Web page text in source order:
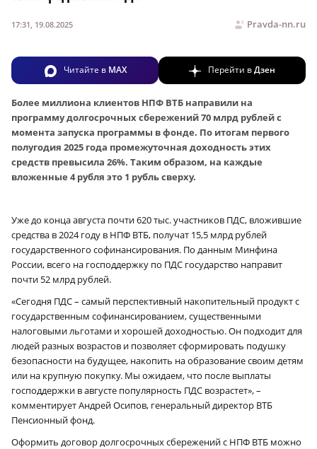
Pravda-nn.ru
17:31, 19.08.2025
Читайте в MAX Перейти вДзен
Более миллиона клиентов НПФ ВТБ направили на
программу долгосрочных сбережений 70 млрд рублей с
момента запуска программы в фонде. По итогам первого
полугодия 2025 года промежуточная доходность этих
средств превысила 26%. Таким образом, на каждые
вложенные 4 рубля это 1 рубль сверху.
Уже до конца августа почти 620 тыс. участников ПДС, вложившие
средства в 2024 году в НПФ ВТБ, получат 15,5 млрд рублей
государственного софинансирования. По данным Минфина
России, всего на господдержку по ПДС государство направит
почти 52 млрд рублей.
«Сегодня ПДС – самый перспективный накопительный продукт с
государственным софинансированием, существенными
налоговыми льготами и хорошей доходностью. Он подходит для
людей разных возрастов и позволяет сформировать подушку
безопасности на будущее, накопить на образование своим детям
или на крупную покупку. Мы ожидаем, что после выплаты
господдержки в августе популярность ПДС возрастет», –
комментирует Андрей Осипов, генеральный директор ВТБ
Пенсионный фонд.
Оформить договор долгосрочных сбережений с НПФ ВТБ можно